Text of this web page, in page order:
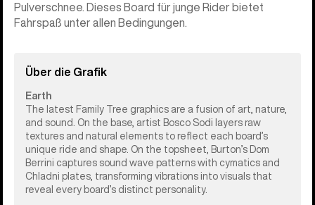
Pulverschnee. Dieses Board für junge Rider bietet
Fahrspaß unter allen Bedingungen.
Über die Grafik
Earth
The latest Family Tree graphics are a fusion of art, nature,
and sound. On the base, artist Bosco Sodi layers raw
textures and natural elements to reflect each board’s
unique ride and shape. On the topsheet, Burton’s Dom
Berrini captures sound wave patterns with cymatics and
Chladni plates, transforming vibrations into visuals that
reveal every board’s distinct personality.